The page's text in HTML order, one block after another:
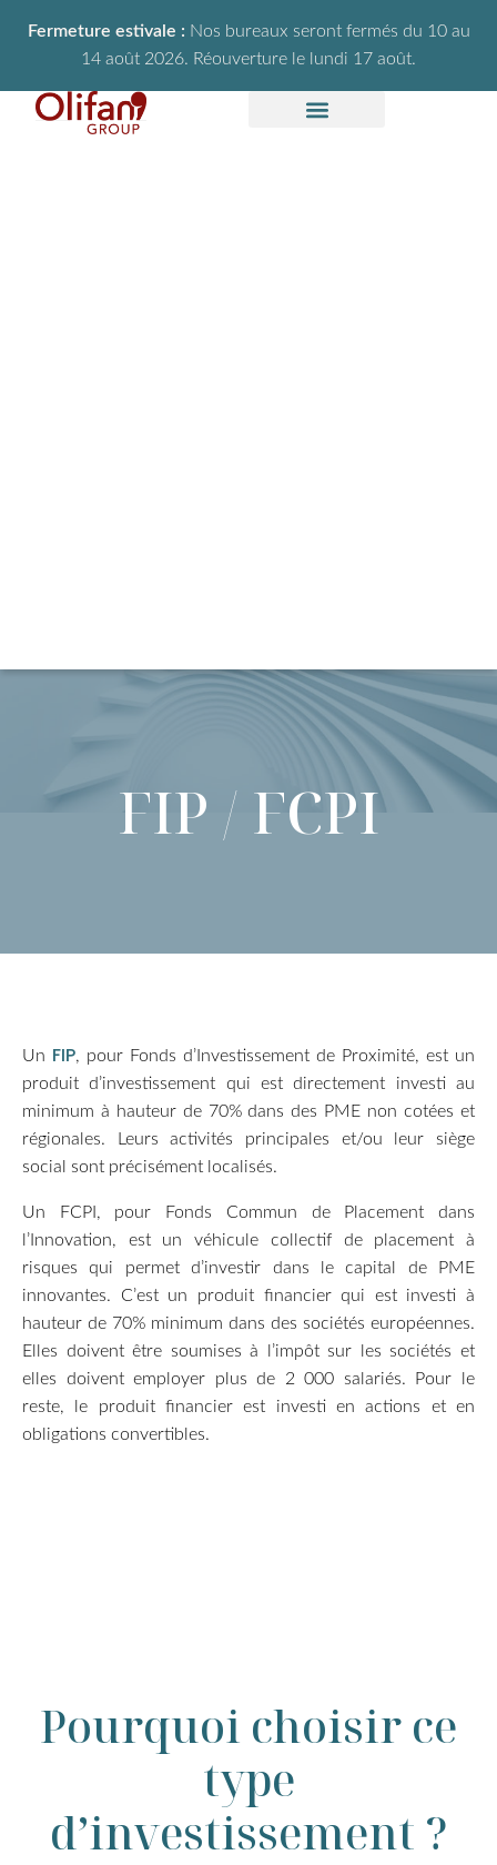
Fermeture estivale : Nos bureaux seront fermés du 10 au
14 août 2026. Réouverture le lundi 17 août.
FIP / FCPI
Un FIP, pour Fonds d’Investissement de Proximité, est un
produit d’investissement qui est directement investi au
minimum à hauteur de 70% dans des PME non cotées et
régionales. Leurs activités principales et/ou leur siège
social sont précisément localisés.
Un FCPI, pour Fonds Commun de Placement dans
l’Innovation, est un véhicule collectif de placement à
risques qui permet d’investir dans le capital de PME
innovantes. C’est un produit financier qui est investi à
hauteur de 70% minimum dans des sociétés européennes.
Elles doivent être soumises à l’impôt sur les sociétés et
elles doivent employer plus de 2 000 salariés. Pour le
reste, le produit financier est investi en actions et en
obligations convertibles.
Pourquoi choisir ce
type
d’investissement ?